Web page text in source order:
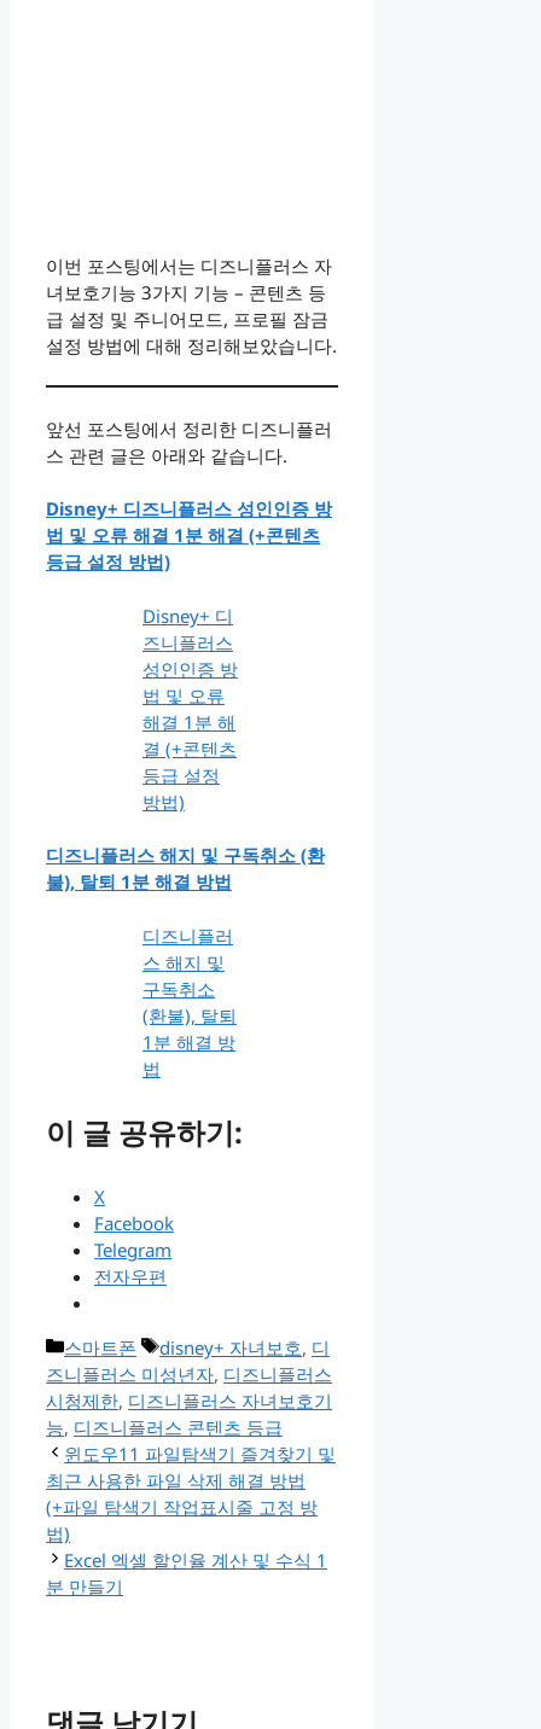
이번 포스팅에서는 디즈니플러스 자
녀보호기능 3가지 기능 – 콘텐츠 등
급 설정 및 주니어모드, 프로필 잠금
설정 방법에 대해 정리해보았습니다.
앞선 포스팅에서 정리한 디즈니플러
스 관련 글은 아래와 같습니다.
Disney+ 디즈니플러스 성인인증 방
법 및 오류 해결 1분 해결 (+콘텐츠
등급 설정 방법)
Disney+ 디
즈니플러스
성인인증 방
법 및 오류
해결 1분 해
결 (+콘텐츠
등급 설정
방법)
디즈니플러스 해지 및 구독취소 (환
불), 탈퇴 1분 해결 방법
디즈니플러
스 해지 및
구독취소
(환불), 탈퇴
1분 해결 방
법
이 글 공유하기:
X
Facebook
Telegram
전자우편
카
테
고
리
스마트폰
태
그
disney+ 자녀보호, 디
즈니플러스 미성년자, 디즈니플러스
시청제한, 디즈니플러스 자녀보호기
능, 디즈니플러스 콘텐츠 등급
윈도우11 파일탐색기 즐겨찾기 및
최근 사용한 파일 삭제 해결 방법
(+파일 탐색기 작업표시줄 고정 방
법)
Excel 엑셀 할인율 계산 및 수식 1
분 만들기